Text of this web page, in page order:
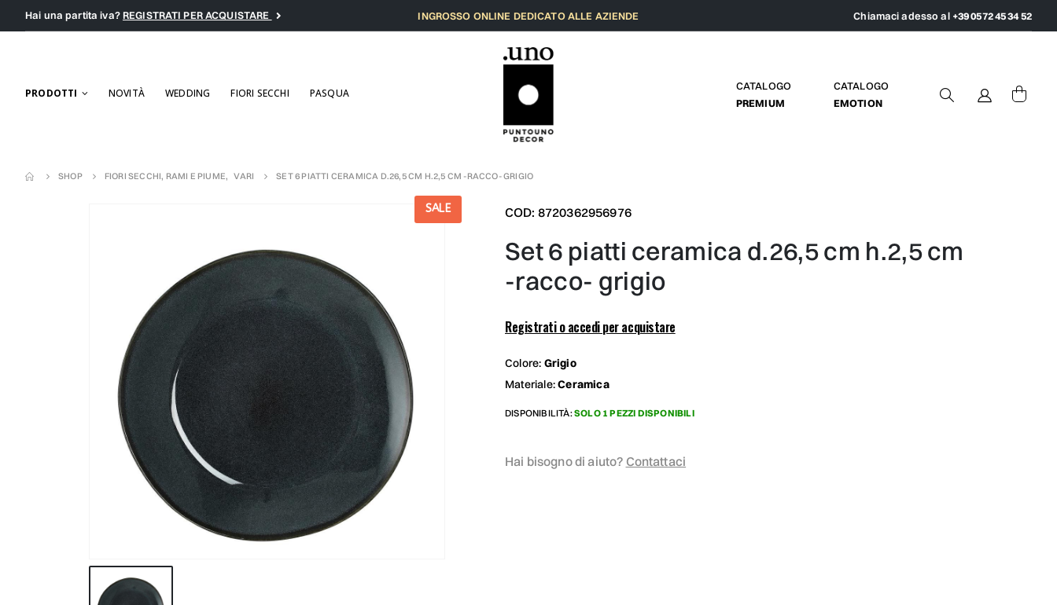
Hai una partita iva?REGISTRATI PER ACQUISTARE INGROSSO ONLINE DEDICATO ALLE AZIENDE Chiamaci adesso al +39 0572 45 34 52
PRODOTTI NOVITÀ WEDDING FIORI SECCHI PASQUA
CATALOGO
PREMIUM
CATALOGO
EMOTION
SHOP FIORI SECCHI, RAMI E PIUME, VARI SET 6 PIATTI CERAMICA D.26,5 CM H.2,5 CM -RACCO- GRIGIO
SALE COD: 8720362956976
set 6 piatti ceramica d.26,5 cm h.2,5 cm
-racco- grigio
Registrati o accedi per acquistare
Colore: Grigio
Materiale:Ceramica
DISPONIBILITÀ:SOLO 1 PEZZI DISPONIBILI
Hai bisogno di aiuto? Contattaci